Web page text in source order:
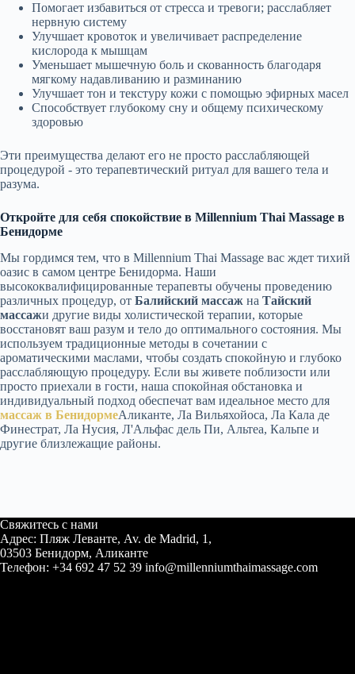
Помогает избавиться от стресса и тревоги; расслабляет
нервную систему
Улучшает кровоток и увеличивает распределение
кислорода к мышцам
Уменьшает мышечную боль и скованность благодаря
мягкому надавливанию и разминанию
Улучшает тон и текстуру кожи с помощью эфирных масел
Способствует глубокому сну и общему психическому
здоровью
Эти преимущества делают его не просто расслабляющей
процедурой - это терапевтический ритуал для вашего тела и
разума.
Откройте для себя спокойствие в Millennium Thai Massage в
Бенидорме
Мы гордимся тем, что в Millennium Thai Massage вас ждет тихий
оазис в самом центре Бенидорма. Наши
высококвалифицированные терапевты обучены проведению
различных процедур, от Балийский массаж на Тайский
массажи другие виды холистической терапии, которые
восстановят ваш разум и тело до оптимального состояния. Мы
используем традиционные методы в сочетании с
ароматическими маслами, чтобы создать спокойную и глубоко
расслабляющую процедуру. Если вы живете поблизости или
просто приехали в гости, наша спокойная обстановка и
индивидуальный подход обеспечат вам идеальное место для
массаж в БенидормеАликанте, Ла Вильяхойоса, Ла Кала де
Финестрат, Ла Нусия, Л'Альфас дель Пи, Альтеа, Кальпе и
другие близлежащие районы.
Свяжитесь с нами
Адрес: Пляж Леванте, Av. de Madrid, 1,
03503 Бенидорм, Аликанте
Телефон: +34 692 47 52 39 info@millenniumthaimassage.com